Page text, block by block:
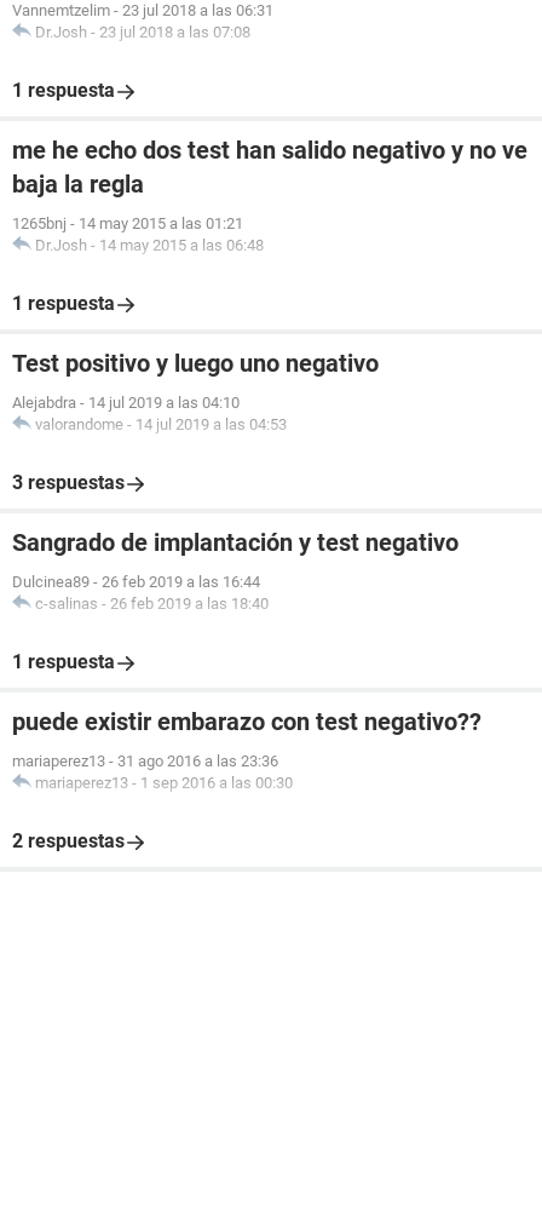
Vannemtzelim - 23 jul 2018 a las 06:31
Dr.Josh - 23 jul 2018 a las 07:08
1 respuesta
me he echo dos test han salido negativo y no ve
baja la regla
1265bnj - 14 may 2015 a las 01:21
Dr.Josh - 14 may 2015 a las 06:48
1 respuesta
Test positivo y luego uno negativo
Alejabdra - 14 jul 2019 a las 04:10
valorandome - 14 jul 2019 a las 04:53
3 respuestas
Sangrado de implantación y test negativo
Dulcinea89 - 26 feb 2019 a las 16:44
c-salinas - 26 feb 2019 a las 18:40
1 respuesta
puede existir embarazo con test negativo??
mariaperez13 - 31 ago 2016 a las 23:36
mariaperez13 - 1 sep 2016 a las 00:30
2 respuestas